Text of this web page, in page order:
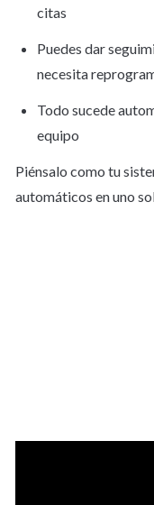
citas
Puedes dar
necesita
Todo sucede
equipo
Piénsalo como tu
automáticos en uno